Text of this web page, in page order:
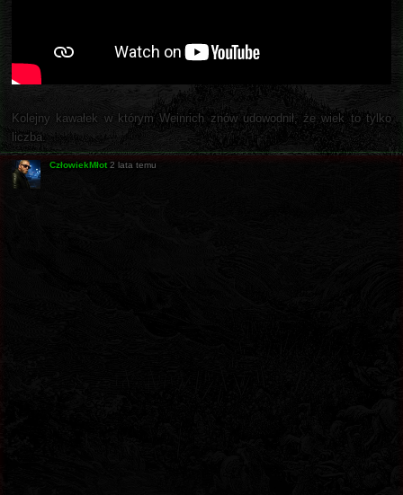
Kolejny kawałek w którym Weinrich znów udowodnił, że wiek to tylko
liczba.
CzłowiekMłot 2 lata temu